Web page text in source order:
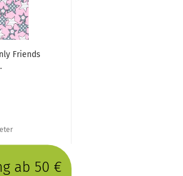
Friends
ab 50 €